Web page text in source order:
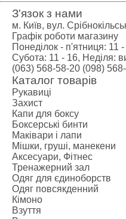
З'язок з нами
м. Київ, вул.
Графік роботи магазину
Понеділок - п'ятниця: 11 -
Субота: 11 - 16, Неділя:
(063) 568-58-20 (098)
Каталог товарів
Рукавиці
Захист
Капи для боксу
Боксерські бинти
Маківари і лапи
Мішки, груші, манекени
Аксесуари, Фітнес
Тренажерний зал
Одяг для єдиноборств
Одяг повсякденний
Кімоно
Взуття